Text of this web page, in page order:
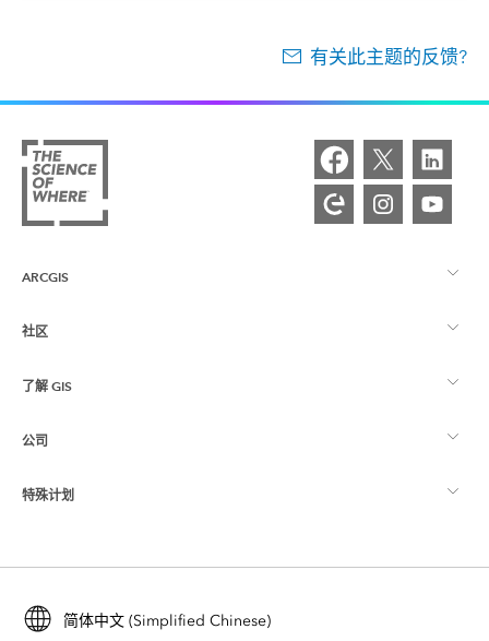
有关此主题的反馈?
ARCGIS
ArcGIS 概览
制图
社区
Esri 社区
ArcGIS 博客
用户研究和测试
Esri 年轻专家关系网
了解 GIS
什么是 GIS？
位置智能
培训
ArcUser
公司
关于 Esri
招贤纳士
特殊计划
ArcGIS for Student Use
简体中文 (Simplified Chinese)